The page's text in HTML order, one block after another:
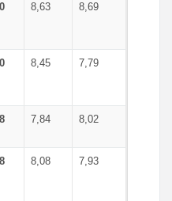
8,63 8,69
8,45 7,79
7,84 8,02
8,08 7,93